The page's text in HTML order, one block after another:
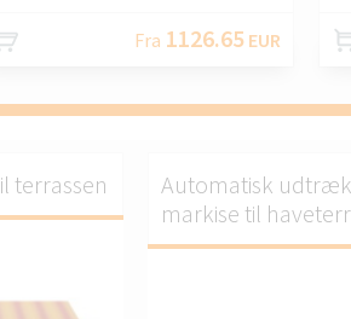
Fra 1126.65 EUR
terrassen
Automatisk
markise til